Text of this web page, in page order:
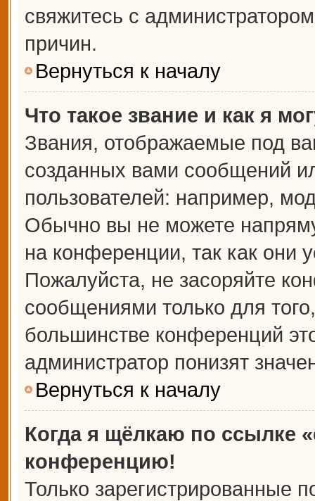
свяжитесь с
причин.
Вернуться к началу
Что такое звание и как я
Звания, отображаемые под
созданных вами сообщений
пользователей: например,
Обычно вы не можете
на конференции, так как они
Пожалуйста, не засоряйте
сообщениями только для
большинстве конференций
администратор понизят
Вернуться к началу
Когда я щёлкаю по ссылке
конференцию!
Только зарегистрированные